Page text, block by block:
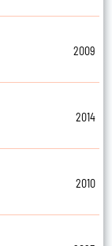
2009
2014
2010